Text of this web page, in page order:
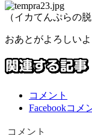
（イカてんぷらの
おあとがよろしいよ
コメント
Facebookコメ